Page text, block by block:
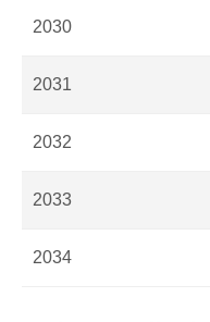
2030
2031
2032
2033
2034